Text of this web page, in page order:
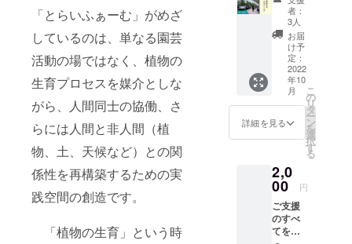
「とらいふぁーむ」がめざ
しているのは、単なる園芸
活動の場ではなく、植物の
生育プロセスを媒介としな
がら、人間同士の協働、さ
らには人間と非人間（植
物、土、天候など）との関
係性を再構築するための実
践空間の創造です。
「植物の生育」という時
には「３」
という意味
があります
「トライア
ングル」の
す）。この
「法人」
「地域」
「行政」を
指してお
り、法人名
ふぁー
む事業
のため
に使わ
せてい
ただき
ます。
● お礼
のメッ
セー
ジ、活
動報告
をお送
りしま
す。 ※
プロ
ジェク
トペー
者：
3人
お届
け予
定：
2022
年10
月
詳細を見る
こ
の
リ
タ
ー
ン
を
選
択
す
る
2,0
00 円
ご支援
のすべ
てをと